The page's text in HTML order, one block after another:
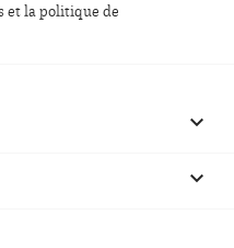
et la politique de

